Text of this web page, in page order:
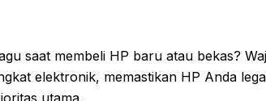
saat membeli HP baru atau bekas?
elektronik, memastikan HP Anda
utama.